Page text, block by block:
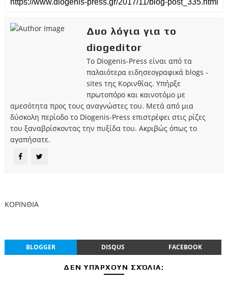
Δυο λόγια για το
diogeditor
Το Diogenis-Press είναι από τα
παλαιότερα ειδησεογραφικά blogs -
sites της Κορινθίας. Υπήρξε
πρωτοπόρο και καινοτόμο με
αμεσότητα προς τους αναγνώστες του. Μετά από μια
δύσκολη περίοδο το Diogenis-Press επιστρέφει στις ρίζες
του ξαναβρίσκοντας την πυξίδα του. Ακριβώς όπως το
αγαπήσατε.
ΚΟΡΙΝΘΙΑ
BLOGGER DISQUS FACEBOOK
ΔΕΝ ΥΠΆΡΧΟΥΝ ΣΧΌΛΙΑ: